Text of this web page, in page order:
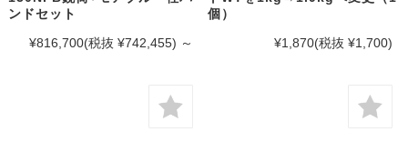
ンドセット
¥816,700(税抜 ¥742,455) ～
個）
¥1,870(税抜 ¥1,700)